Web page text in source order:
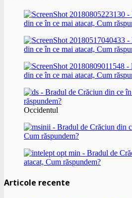
Occidentul
Articole recente